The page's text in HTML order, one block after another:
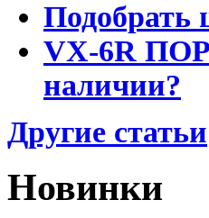
Подобрать
VX-6R
наличии?
Другие статьи
Новинки